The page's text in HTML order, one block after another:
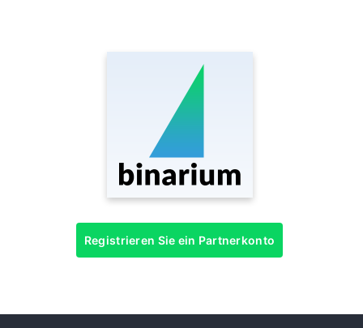
Registrieren Sie ein Partnerkonto